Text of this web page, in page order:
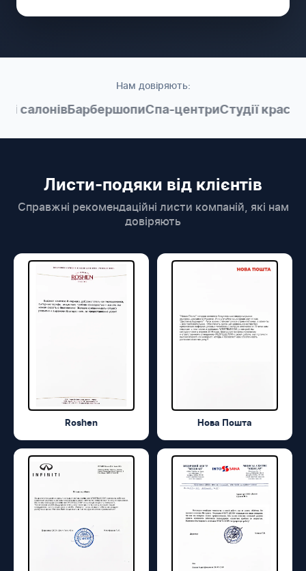
Нам довіряють:
салонівБарбершопиСпа-центриСтудії краси
Листи-подяки від клієнтів
Справжні рекомендаційні листи компаній, які нам
довіряють
Roshen Нова Пошта